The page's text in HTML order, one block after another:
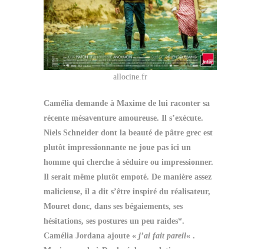
allocine.fr
Camélia demande à Maxime de lui raconter sa
récente mésaventure amoureuse. Il s’exécute.
Niels Schneider dont la beauté de pâtre grec est
plutôt impressionnante ne joue pas ici un
homme qui cherche à séduire ou impressionner.
Il serait même plutôt empoté. De manière assez
malicieuse, il a dit s’être inspiré du réalisateur,
Mouret donc, dans ses bégaiements, ses
hésitations, ses postures un peu raides*.
Camélia Jordana ajoute « j’ai fait pareil« .